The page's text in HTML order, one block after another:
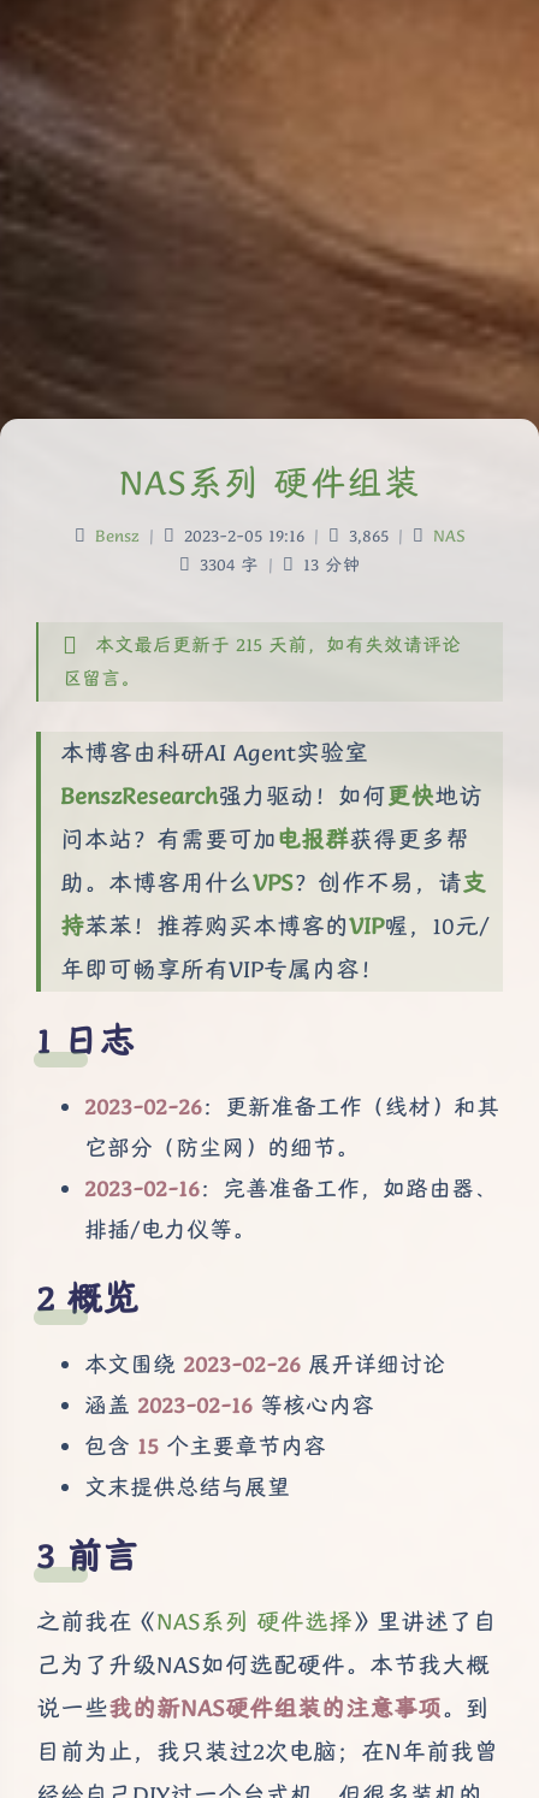
NAS系列 硬件组装
Bensz | 2023-2-05 19:16 | 3,865 |
NAS
3304 字 | 13 分钟
本文最后更新于 215 天前，如有失效请评论
区留言。
本博客由科研AI Agent实验室
BenszResearch强力驱动！如何更快地访
问本站？有需要可加电报群获得更多帮
助。本博客用什么VPS？创作不易，请支
持苯苯！推荐购买本博客的VIP喔，10元/
年即可畅享所有VIP专属内容！
日志
2023-02-26：更新准备工作（线材）和其
它部分（防尘网）的细节。
2023-02-16：完善准备工作，如路由器、
排插/电力仪等。
概览
本文围绕 2023-02-26 展开详细讨论
涵盖 2023-02-16 等核心内容
包含 15 个主要章节内容
文末提供总结与展望
前言
之前我在《NAS系列 硬件选择》里讲述了自
己为了升级NAS如何选配硬件。本节我大概
说一些我的新NAS硬件组装的注意事项。到
目前为止，我只装过2次电脑；在N年前我曾